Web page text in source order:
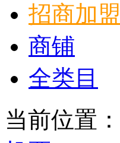
招商加盟
商铺
全类目
当前位置：